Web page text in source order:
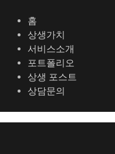
홈
상생가치
서비스소개
포트폴리오
상생 포스트
상담문의